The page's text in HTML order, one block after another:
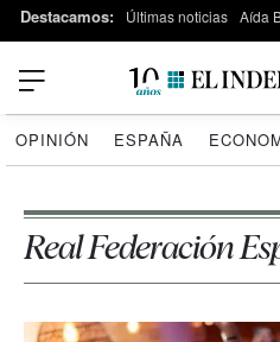
Destacamos: Últimas noticias Aída
OPINIÓN ESPAÑA
Real Federación